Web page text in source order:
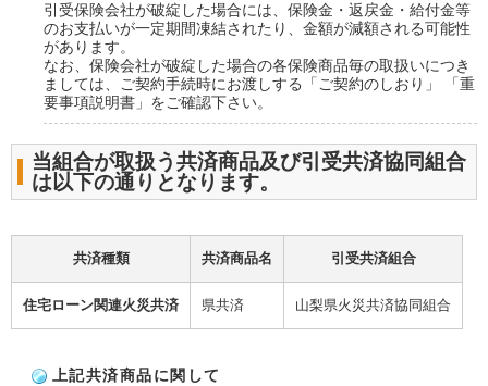
引受保険会社が破綻した場合には、保険金・返戻金・給付金等
のお支払いが一定期間凍結されたり、金額が減額される可能性
があります。
なお、保険会社が破綻した場合の各保険商品毎の取扱いにつき
ましては、ご契約手続時にお渡しする「ご契約のしおり」 「重
要事項説明書」をご確認下さい。
当組合が取扱う共済商品及び引受共済協同組合
は以下の通りとなります。
共済種類 共済商品名 引受共済組合
住宅ローン関連火災共済 県共済 山梨県火災共済協同組合
上記共済商品に関して